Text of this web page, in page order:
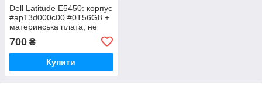
Dell Latitude E5450: корпус
#ap13d000c00 #0T56G8 +
материнська плата, не
охолодження та інше
700 ₴
Купити